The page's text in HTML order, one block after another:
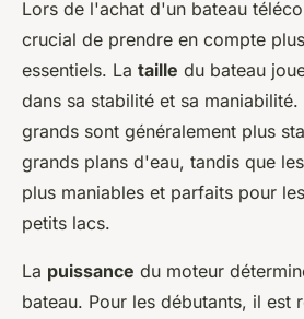
Lors de l'achat d'un bateau
crucial de prendre en compte
essentiels. La taille du bateau
dans sa stabilité et sa
grands sont généralement plus
grands plans d'eau, tandis que
plus maniables et parfaits pour
petits lacs.
La puissance du moteur
bateau. Pour les débutants, il est